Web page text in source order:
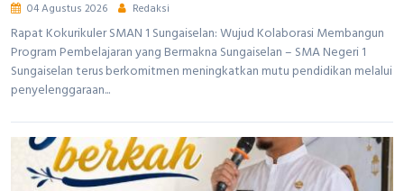
04 Agustus 2026 Redaksi
Rapat Kokurikuler SMAN 1 Sungaiselan: Wujud Kolaborasi Membangun
Program Pembelajaran yang Bermakna Sungaiselan – SMA Negeri 1
Sungaiselan terus berkomitmen meningkatkan mutu pendidikan melalui
penyelenggaraan...